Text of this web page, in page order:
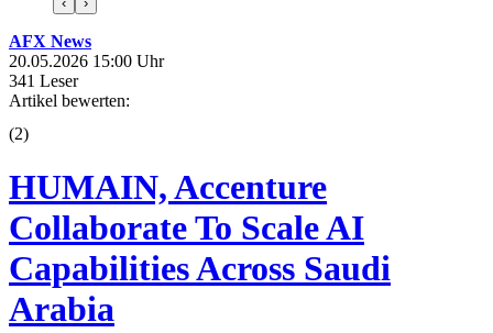
AFX News
20.05.2026 15:00 Uhr
341 Leser
Artikel bewerten:
(2)
HUMAIN, Accenture
Collaborate To Scale AI
Capabilities Across Saudi
Arabia